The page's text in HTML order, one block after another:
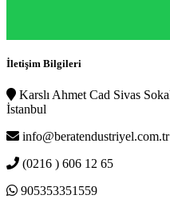
İletişim Bilgileri
Karslı Ahmet Cad Sivas
İstanbul
info@beratendustriyel.com.tr
(0216 ) 606 12 65
905353351559